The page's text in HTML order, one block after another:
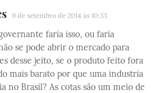
9 de setembro de 2014 às 10:33
faria isso, ou faria
se pode abrir o mercado para
desse jeito, se o produto feito fora
mais barato por que uma industria
no Brasil? As cotas são um meio de